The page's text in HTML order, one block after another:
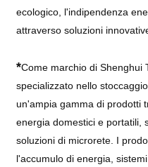
ecologico, l'indipendenza
attraverso soluzioni
*Come marchio di Shenghui
specializzato nello
un'ampia gamma di prodotti
energia domestici e portatili,
soluzioni di microrete. I
l'accumulo di energia,